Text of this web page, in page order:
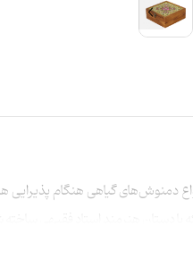
دمنوش‌های گیاهی هنگام